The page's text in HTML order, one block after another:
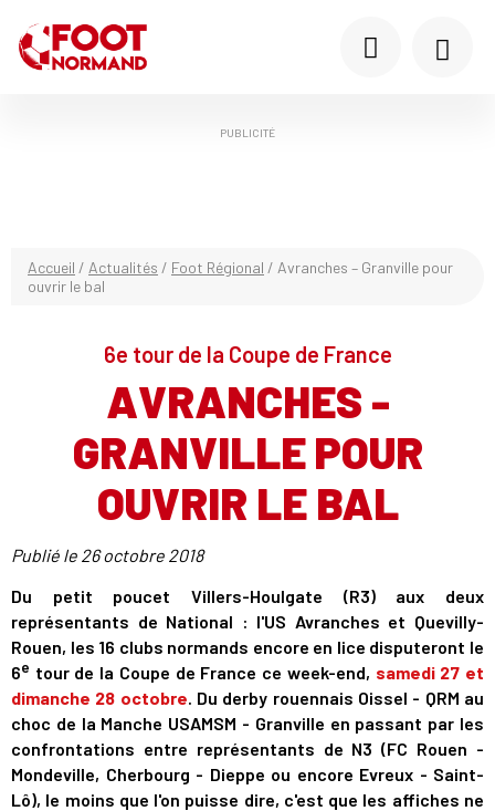
PUBLICITÉ
Accueil / Actualités / Foot Régional / Avranches – Granville pour
ouvrir le bal
6e tour de la Coupe de France
AVRANCHES -
GRANVILLE POUR
OUVRIR LE BAL
Publié le 26 octobre 2018
Du petit poucet Villers-Houlgate (R3) aux deux
représentants de National : l'US Avranches et Quevilly-
Rouen, les 16 clubs normands encore en lice disputeront le
6e tour de la Coupe de France ce week-end, samedi 27 et
dimanche 28 octobre. Du derby rouennais Oissel - QRM au
choc de la Manche USAMSM - Granville en passant par les
confrontations entre représentants de N3 (FC Rouen -
Mondeville, Cherbourg - Dieppe ou encore Evreux - Saint-
Lô), le moins que l'on puisse dire, c'est que les affiches ne